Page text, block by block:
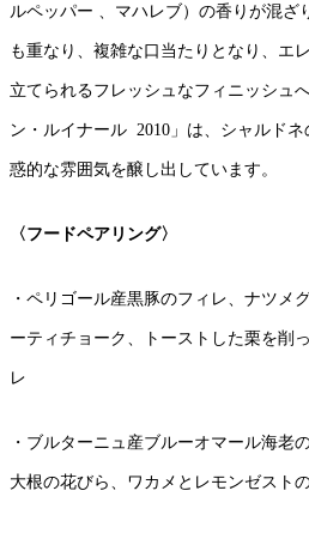
ルペッパー 、マハレブ）の香りが混ざ
も重なり、複雑な口当たりとなり、エ
立てられるフレッシュなフィニッシュ
ン・ルイナール 2010」は、シャルド
惑的な雰囲気を醸し出しています。
〈フードペアリング〉
・ペリゴール産黒豚のフィレ、ナツメ
ーティチョーク、トーストした栗を削
レ
・ブルターニュ産ブルーオマール海老
大根の花びら、ワカメとレモンゼスト